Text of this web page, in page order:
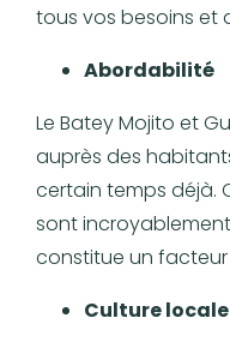
tous vos besoins et
Abordabilité
Le Batey Mojito et
auprès des
certain temps déjà.
sont
constitue un
Culture locale